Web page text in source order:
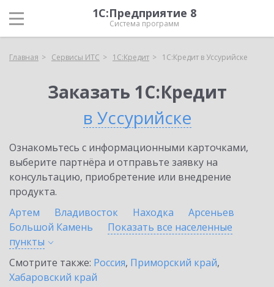
1С:Предприятие 8
Система программ
Главная Сервисы ИТС 1С:Кредит 1С:Кредит в Уссурийске
Заказать 1С:Кредит
в Уссурийске
Ознакомьтесь с информационными карточками,
выберите партнёра и отправьте заявку на
консультацию, приобретение или внедрение
продукта.
Артем
Владивосток Находка
Арсеньев
Большой Камень
Показать все населенные
пункты
Смотрите также: Россия, Приморский край,
Хабаровский край